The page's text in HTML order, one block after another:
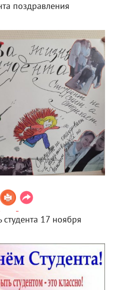
поздравления
17 ноября